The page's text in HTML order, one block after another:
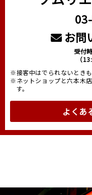
お問
受付
（
※接客中はでられないときも
※ネットショップと六本木
す。
よくあ